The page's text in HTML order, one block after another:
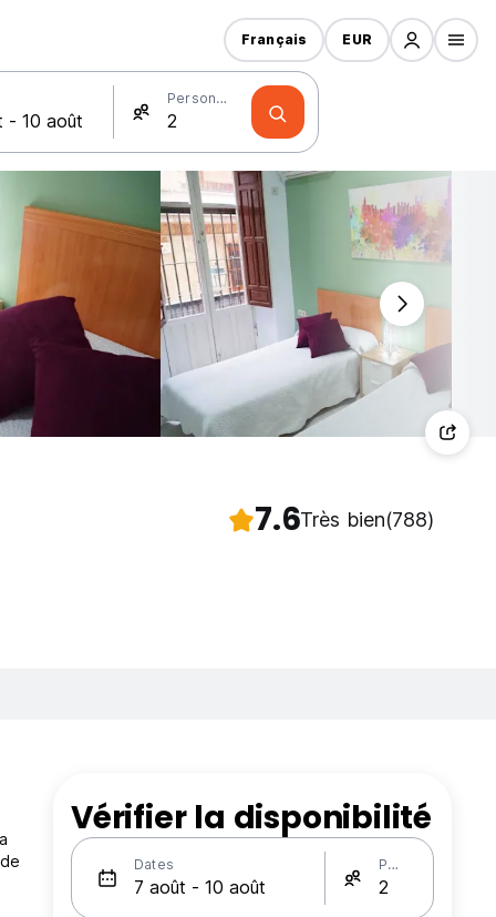
Personnes
Français EUR
7.6Très bien(788)
Vérifier la disponibilité
Dates Personnes